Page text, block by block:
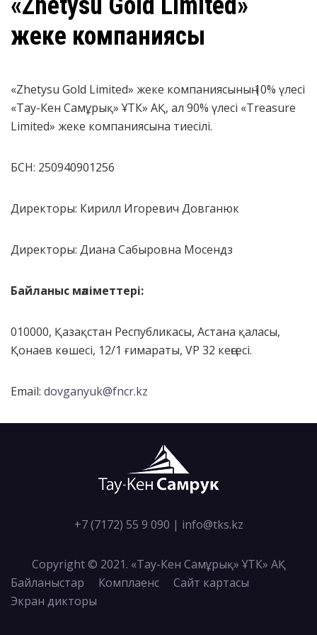
жеке компаниясы
«Zhetysu Gold Limited» жеке компаниясының 10% үлесі
«Тау-Кен Самұрық» ҰТК» АҚ, ал 90% үлесі «Treasure
Limited» жеке компаниясына тиесілі.
БСН: 250940901256
Директоры: Кирилл Игоревич Довганюк
Директоры: Диана Сабыровна Мосендз
Байланыс мәліметтері:
010000, Қазақстан Республикасы, Астана қаласы,
Қонаев көшесі, 12/1 ғимараты, VP 32 кеңсесі.
Email: dovganyuk@fncr.kz
+7 (7172) 55 9 090 | info@tks.kz
Copyright © 2021. «Тау-Кен Самұрық» ҰТК» АҚ
Байланыстар
Комплаенс
Сайт картасы
Экран дикторы